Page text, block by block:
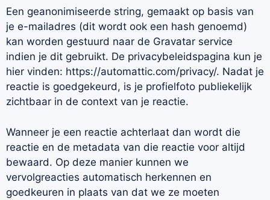
Een geanonimiseerde string, gemaakt op basis van
je e-mailadres (dit wordt ook een hash genoemd)
kan worden gestuurd naar de Gravatar service
indien je dit gebruikt. De privacybeleidspagina kun je
hier vinden: https://automattic.com/privacy/. Nadat je
reactie is goedgekeurd, is je profielfoto publiekelijk
zichtbaar in de context van je reactie.
Wanneer je een reactie achterlaat dan wordt die
reactie en de metadata van die reactie voor altijd
bewaard. Op deze manier kunnen we
vervolgreacties automatisch herkennen en
goedkeuren in plaats van dat we ze moeten